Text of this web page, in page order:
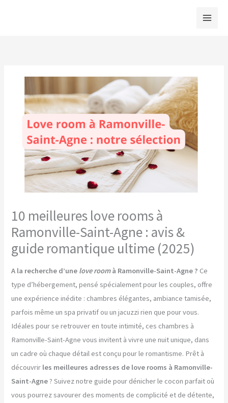
10 meilleures love rooms à
Ramonville-Saint-Agne : avis &
guide romantique ultime (2025)
A la recherche d’une love roomà Ramonville-Saint-Agne ? Ce
type d’hébergement, pensé spécialement pour les couples, offre
une expérience inédite : chambres élégantes, ambiance tamisée,
parfois même un spa privatif ou un jacuzzi rien que pour vous.
Idéales pour se retrouver en toute intimité, ces chambres à
Ramonville-Saint-Agne vous invitent à vivre une nuit unique, dans
un cadre où chaque détail est conçu pour le romantisme. Prêt à
découvrir les meilleures adresses de love rooms à Ramonville-
Saint-Agne? Suivez notre guide pour dénicher le cocon parfait où
vous pourrez savourer des moments de complicité et de détente,